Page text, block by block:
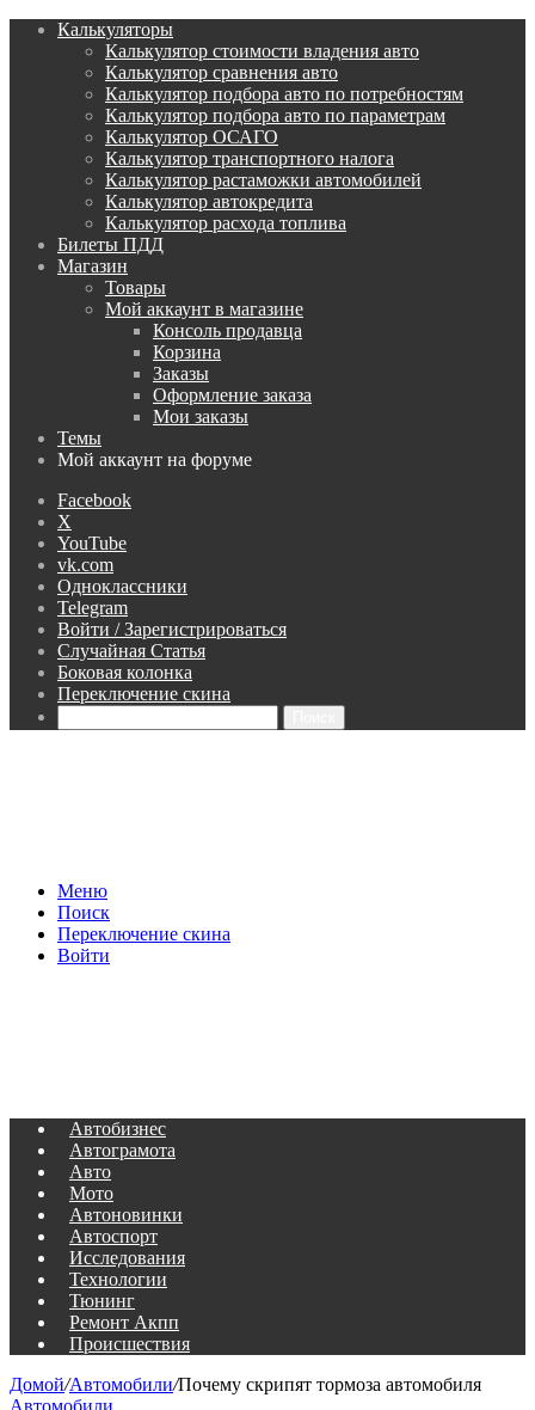
Калькуляторы
Калькулятор стоимости владения авто
Калькулятор сравнения авто
Калькулятор подбора авто по потребностям
Калькулятор подбора авто по параметрам
Калькулятор ОСАГО
Калькулятор транспортного налога
Калькулятор растаможки автомобилей
Калькулятор автокредита
Калькулятор расхода топлива
Билеты ПДД
Магазин
Товары
Мой аккаунт в магазине
Консоль продавца
Корзина
Заказы
Оформление заказа
Мои заказы
Темы
Мой аккаунт на форуме
Facebook
X
YouTube
vk.com
Одноклассники
Telegram
Войти / Зарегистрироваться
Случайная Статья
Боковая колонка
Переключение скина
Меню
Поиск
Переключение скина
Войти
Автобизнес
Автограмота
Авто
Мото
Автоновинки
Автоспорт
Исследования
Технологии
Тюнинг
Ремонт Акпп
Происшествия
Домой/Автомобили/Почему скрипят тормоза автомобиля
Автомобили